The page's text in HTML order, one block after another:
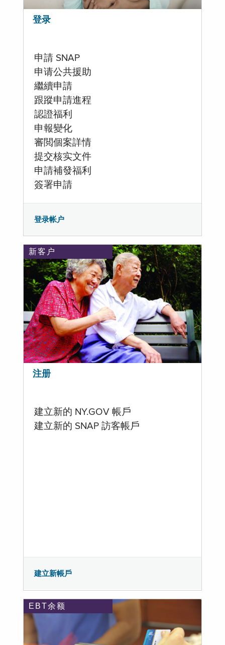
登录
申請 SNAP
申请公共援助
繼續申請
跟蹤申請進程
認證福利
申報變化
審閲個案詳情
提交核实文件
申請補發福利
簽署申請
登录帐户
新客户
注册
建立新的 NY.GOV 帳戶
建立新的 SNAP 訪客帳戶
建立新帳戶
EBT余额